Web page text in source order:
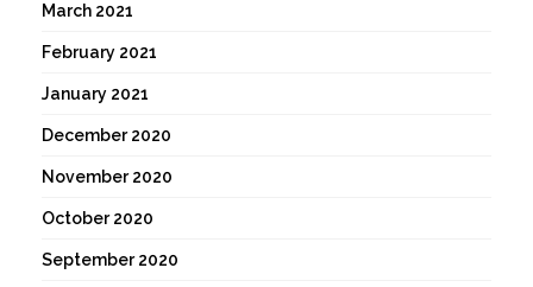
March 2021
February 2021
January 2021
December 2020
November 2020
October 2020
September 2020